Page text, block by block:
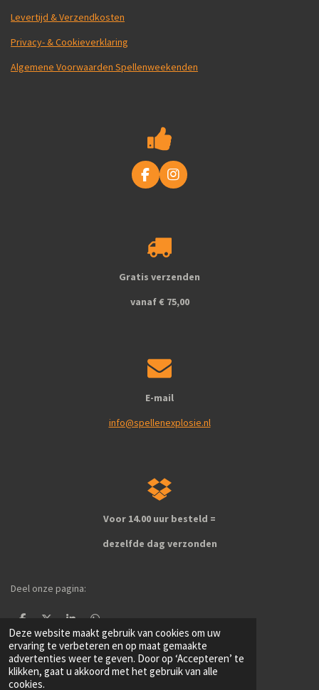
Deze website maakt gebruik van cookies om uw
ervaring te verbeteren en op maat gemaakte
advertenties weer te geven. Door op ‘Accepteren’ te
klikken, gaat u akkoord met het gebruik van alle
cookies.
Levertijd & Verzendkosten
Privacy- & Cookieverklaring
Algemene Voorwaarden Spellenweekenden
F
a
o
o
I
n
m
Gratis verzenden
vanaf € 75,00
E-mail
info@spellenexplosie.nl
Voor 14.00 uur besteld =
dezelfde dag verzonden
Deel onze pagina:
e
l
e
n
e
e
l
h
a
r
e
e
l
e
n
R
a
1 2 3 4 5
S
t